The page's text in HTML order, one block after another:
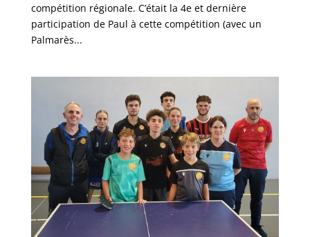
compétition régionale. C’était la 4e et dernière
participation de Paul à cette compétition (avec un
Palmarès...